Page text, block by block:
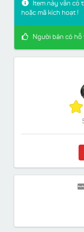
Item này vẫn có
hoặc mã kích hoạt !
Người bán có